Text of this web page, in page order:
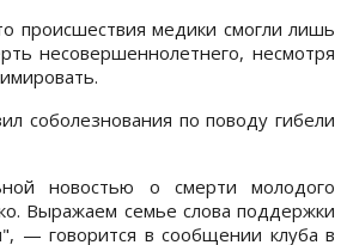
происшествия медики смогли лишь
несовершеннолетнего, несмотря
соболезнования по поводу гибели
новостью о смерти молодого
Выражаем семье слова поддержки
— говорится в сообщении клуба в